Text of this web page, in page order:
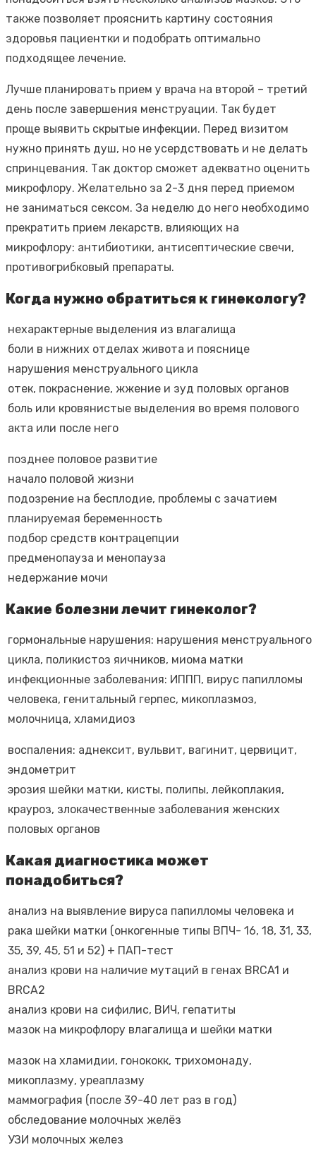
также позволяет прояснить картину состояния
здоровья пациентки и подобрать оптимально
подходящее лечение.
Лучше планировать прием у врача на второй – третий
день после завершения менструации. Так будет
проще выявить скрытые инфекции. Перед визитом
нужно принять душ, но не усердствовать и не делать
спринцевания. Так доктор сможет адекватно оценить
микрофлору. Желательно за 2-3 дня перед приемом
не заниматься сексом. За неделю до него необходимо
прекратить прием лекарств, влияющих на
микрофлору: антибиотики, антисептические свечи,
противогрибковый препараты.
Когда нужно обратиться к гинекологу?
нехарактерные выделения из влагалища
боли в нижних отделах живота и пояснице
нарушения менструального цикла
отек, покраснение, жжение и зуд половых органов
боль или кровянистые выделения во время полового
акта или после него
позднее половое развитие
начало половой жизни
подозрение на бесплодие, проблемы с зачатием
планируемая беременность
подбор средств контрацепции
предменопауза и менопауза
недержание мочи
Какие болезни лечит гинеколог?
гормональные нарушения: нарушения менструального
цикла, поликистоз яичников, миома матки
инфекционные заболевания: ИППП, вирус папилломы
человека, генитальный герпес, микоплазмоз,
молочница, хламидиоз
воспаления: аднексит, вульвит, вагинит, цервицит,
эндометрит
эрозия шейки матки, кисты, полипы, лейкоплакия,
крауроз, злокачественные заболевания женских
половых органов
Какая диагностика может
понадобиться?
анализ на выявление вируса папилломы человека и
рака шейки матки (онкогенные типы ВПЧ- 16, 18, 31, 33,
35, 39, 45, 51 и 52) + ПАП-тест
анализ крови на наличие мутаций в генах BRCA1 и
BRCA2
анализ крови на сифилис, ВИЧ, гепатиты
мазок на микрофлору влагалища и шейки матки
мазок на хламидии, гонококк, трихомонаду,
микоплазму, уреаплазму
маммография (после 39-40 лет раз в год)
обследование молочных желёз
УЗИ молочных желез